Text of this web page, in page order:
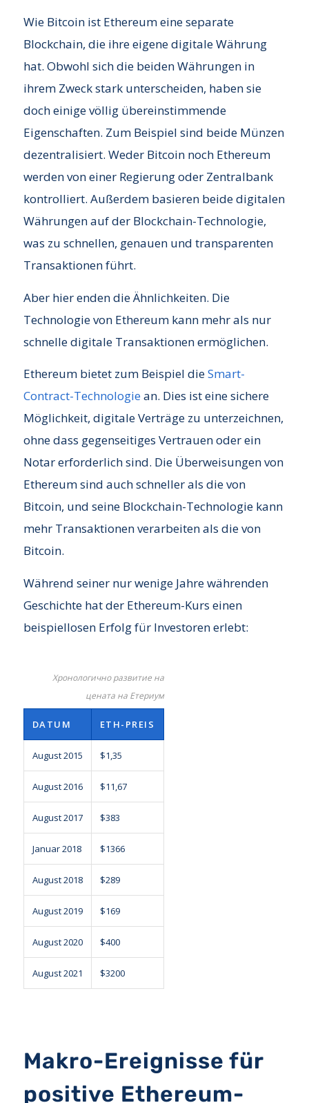
Wie Bitcoin ist Ethereum eine separate
Blockchain, die ihre eigene digitale Währung
hat. Obwohl sich die beiden Währungen in
ihrem Zweck stark unterscheiden, haben sie
doch einige völlig übereinstimmende
Eigenschaften. Zum Beispiel sind beide Münzen
dezentralisiert. Weder Bitcoin noch Ethereum
werden von einer Regierung oder Zentralbank
kontrolliert. Außerdem basieren beide digitalen
Währungen auf der Blockchain-Technologie,
was zu schnellen, genauen und transparenten
Transaktionen führt.
Aber hier enden die Ähnlichkeiten. Die
Technologie von Ethereum kann mehr als nur
schnelle digitale Transaktionen ermöglichen.
Ethereum bietet zum Beispiel dieSmart-
Contract-Technologiean. Dies ist eine sichere
Möglichkeit, digitale Verträge zu unterzeichnen,
ohne dass gegenseitiges Vertrauen oder ein
Notar erforderlich sind. Die Überweisungen von
Ethereum sind auch schneller als die von
Bitcoin, und seine Blockchain-Technologie kann
mehr Transaktionen verarbeiten als die von
Bitcoin.
Während seiner nur wenige Jahre währenden
Geschichte hat der Ethereum-Kurs einen
beispiellosen Erfolg für Investoren erlebt:
Хронологично развитие на
цената на Етериум
DATUM ETH-PREIS
August 2015 $1,35
August 2016 $11,67
August 2017 $383
Januar 2018 $1366
August 2018 $289
August 2019 $169
August 2020 $400
August 2021 $3200
Makro-Ereignisse für
positive Ethereum-